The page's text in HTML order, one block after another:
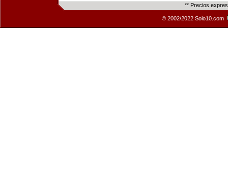
** Precios
© 2002/2022 Solo10.com